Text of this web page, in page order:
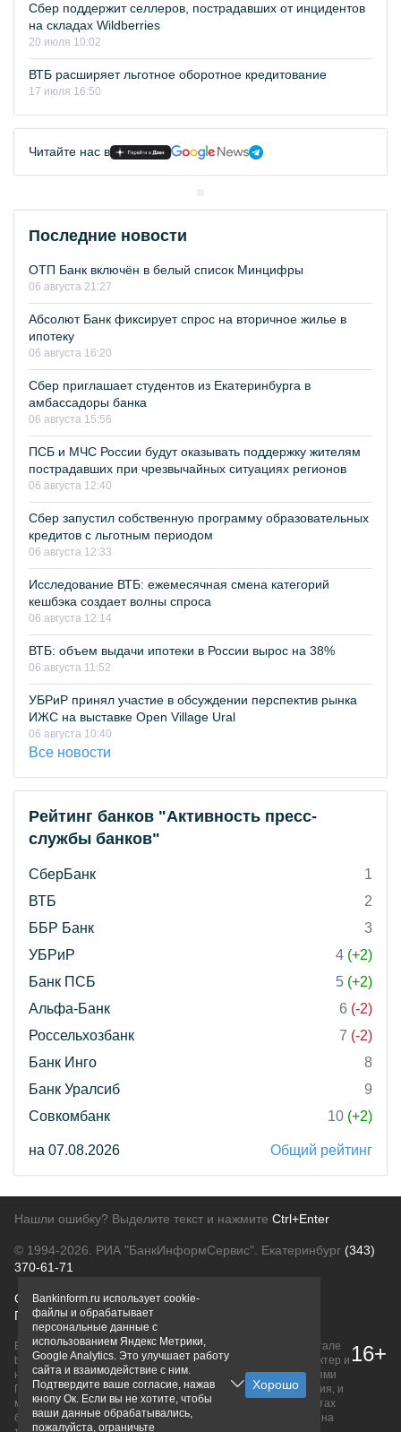
Сбер поддержит селлеров, пострадавших от инцидентов
на складах Wildberries
20 июля 10:02
ВТБ расширяет льготное оборотное кредитование
17 июля 16:50
Читайте нас в
Последние новости
ОТП Банк включён в белый список Минцифры
06 августа 21:27
Абсолют Банк фиксирует спрос на вторичное жилье в
ипотеку
06 августа 16:20
Сбер приглашает студентов из Екатеринбурга в
амбассадоры банка
06 августа 15:56
ПСБ и МЧС России будут оказывать поддержку жителям
пострадавших при чрезвычайных ситуациях регионов
06 августа 12:40
Сбер запустил собственную программу образовательных
кредитов с льготным периодом
06 августа 12:33
Исследование ВТБ: ежемесячная смена категорий
кешбэка создает волны спроса
06 августа 12:14
ВТБ: объем выдачи ипотеки в России вырос на 38%
06 августа 11:52
УБРиР принял участие в обсуждении перспектив рынка
ИЖС на выставке Open Village Ural
06 августа 10:40
Все новости
Рейтинг банков "Активность пресс-
службы банков"
СберБанк
1
ВТБ
2
ББР Банк
3
УБРиР
4 (+2)
Банк ПСБ
5 (+2)
Альфа-Банк
6 (-2)
Россельхозбанк
7 (-2)
Банк Инго
8
Банк Уралсиб
9
Совкомбанк
10 (+2)
на 07.08.2026 Общий рейтинг
Нашли ошибку? Выделите текст и нажмите Ctrl+Enter
© 1994-2026. РИА "БанкИнформСервис". Екатеринбург (343)
370-61-71
О проектеПолитика конфиденциальности
Правовая информацияДля рекламодателей
Вся информация о продуктах банков, размещенная на портале
bankinform.ru, носит исключительно ознакомительный характер и
не является публичной офертой, определяемой положениями
ГК РФ. Информация не содержит точного и полного описания, и
может быть изменена. Конечные условия уточняйте на сайтах
банков или при личном обращении. Исключительное право на
16+
Bankinform.ru использует cookie-
файлы и обрабатывает
персональные данные с
использованием Яндекс Метрики,
Google Analytics. Это улучшает работу
сайта и взаимодействие с ним.
Подтвердите ваше согласие, нажав
кнопу Ок. Если вы не хотите, чтобы
ваши данные обрабатывались,
пожалуйста, ограничьте